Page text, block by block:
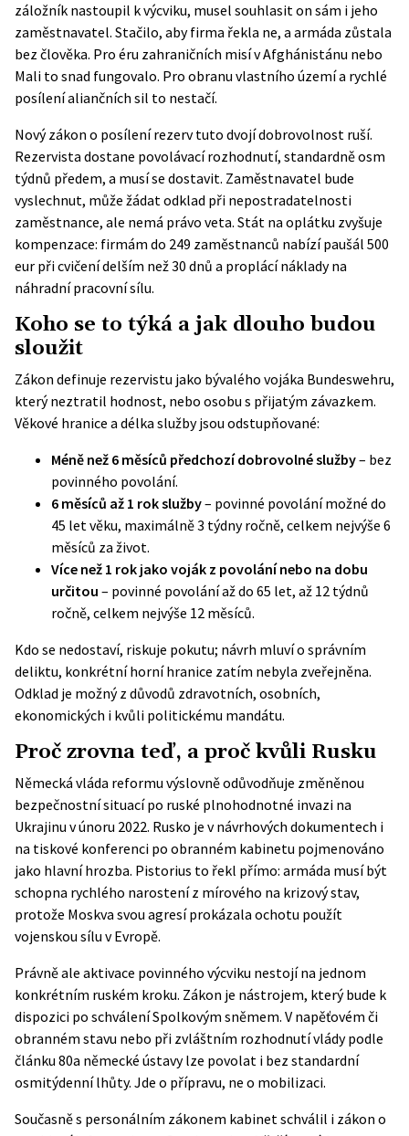
záložník nastoupil k výcviku, musel souhlasit on sám i jeho
zaměstnavatel. Stačilo, aby firma řekla ne, a armáda zůstala
bez člověka. Pro éru zahraničních misí v Afghánistánu nebo
Mali to snad fungovalo. Pro obranu vlastního území a rychlé
posílení aliančních sil to nestačí.
Novýzákon o posílení rezervtuto dvojí dobrovolnost ruší.
Rezervista dostane povolávací rozhodnutí, standardně osm
týdnů předem, a musí se dostavit. Zaměstnavatel bude
vyslechnut, může žádat odklad při nepostradatelnosti
zaměstnance, ale nemá právo veta. Stát na oplátku zvyšuje
kompenzace: firmám do 249 zaměstnanců nabízí paušál 500
eur při cvičení delším než 30 dnů a proplácí náklady na
náhradní pracovní sílu.
Koho se to týká a jak dlouho budou
sloužit
Zákon definuje rezervistu jako bývalého vojáka Bundeswehru,
který neztratil hodnost, nebo osobu s přijatým závazkem.
Věkové hranice a délka služby jsou odstupňované:
Méně než 6 měsíců předchozí dobrovolné služby– bez
povinného povolání.
6 měsíců až 1 rok služby– povinné povolání možné do
45 let věku, maximálně 3 týdny ročně, celkem nejvýše 6
měsíců za život.
Více než 1 rok jako voják z povolání nebo na dobu
určitou – povinné povolání až do 65 let, až 12 týdnů
ročně, celkem nejvýše 12 měsíců.
Kdo se nedostaví, riskuje pokutu; návrh mluví o správním
deliktu, konkrétní horní hranice zatím nebyla zveřejněna.
Odklad je možný z důvodů zdravotních, osobních,
ekonomických i kvůli politickému mandátu.
Proč zrovna teď, a proč kvůli Rusku
Německá vláda reformu výslovně odůvodňuje změněnou
bezpečnostní situací po ruské plnohodnotné invazi na
Ukrajinu v únoru 2022. Rusko je v návrhových dokumentech i
na tiskové konferenci po obranném kabinetu pojmenováno
jako hlavní hrozba. Pistorius to řekl přímo: armáda musí být
schopna rychlého narostení z mírového na krizový stav,
protože Moskva svou agresí prokázala ochotu použít
vojenskou sílu v Evropě.
Právně ale aktivace povinného výcviku nestojí na jednom
konkrétním ruském kroku. Zákon je nástrojem, který bude k
dispozici po schválení Spolkovým sněmem. V napěťovém či
obranném stavu nebo při zvláštním rozhodnutí vlády podle
článku 80a německé ústavy lze povolat i bez standardní
osmitýdenní lhůty. Jde o přípravu, ne o mobilizaci.
Současně s personálním zákonem kabinet schválil i zákon o